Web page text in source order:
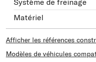
Matériel
Afficher les références
Modèles de véhicules